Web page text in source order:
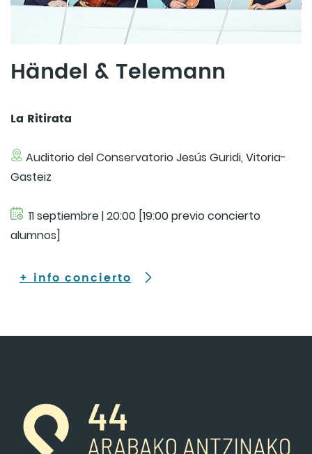
Händel & Telemann
La Ritirata
Auditorio del Conservatorio Jesús Guridi, Vitoria-
Gasteiz
11 septiembre | 20:00 [19:00 previo concierto
alumnos]
+ info concierto